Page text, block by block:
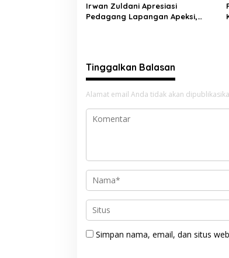
Irwan Zuldani Apresiasi
Pedagang Lapangan Apeksi,
Tinggalkan Balasan
Alamat email Anda tidak akan
Simpan nama, email, dan situs